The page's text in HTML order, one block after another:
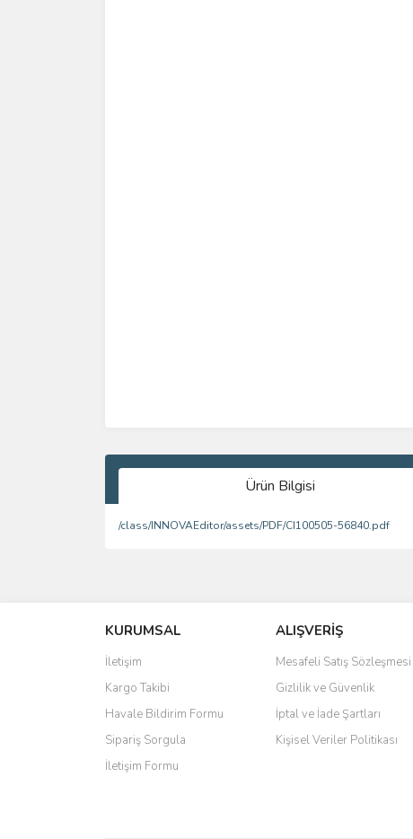
Ürün Bilgisi
/class/INNOVAEditor/assets/PDF/CI100505-56840.pdf
Ürün resmi kalitesiz, bozuk veya görüntülenemiyor.
Ürün açıklamasında eksik bilgiler bulunuyor.
Ürün bilgilerinde hatalar bulunuyor.
Ürün fiyatı diğer sitelerden daha pahalı.
Bu ürüne benzer farklı alternatifler olmalı.
KURUMSAL
İletişim
Kargo Takibi
Havale Bildirim Formu
Sipariş Sorgula
İletişim Formu
ALIŞVERİŞ
Mesafeli Satış Sözleşmesi
Gizlilik ve Güvenlik
İptal ve İade Şartları
Kişisel Veriler Politikası